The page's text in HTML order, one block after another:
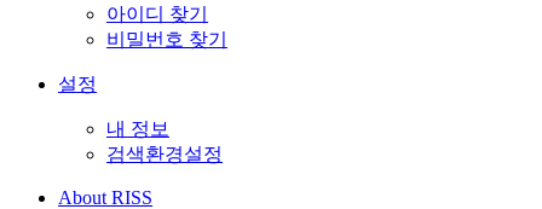
아이디 찾기
비밀번호 찾기
설정
내 정보
검색환경설정
About RISS